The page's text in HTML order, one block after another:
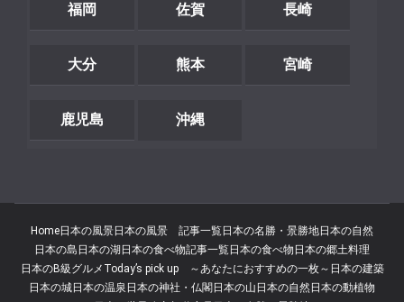
福岡 佐賀 長崎
大分 熊本 宮崎
鹿児島 沖縄
Home日本の風景日本の風景 記事一覧日本の名勝・景勝地日本の自然
日本の島 日本の湖 日本の食べ物記事一覧日本の食べ物 日本の郷土料理
日本のB級グルメ Today’s pick up ～あなたにおすすめの一枚～ 日本の建築
日本の城日本の温泉 日本の神社・仏閣 日本の山 日本の自然日本の動植物